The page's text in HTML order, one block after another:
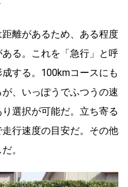
離があるため、ある程度
る。これを「急行」と呼
する。100kmコースにも
、いっぽうでふつうの速
選択が可能だ。立ち寄る
行速度の目安だ。その他
。